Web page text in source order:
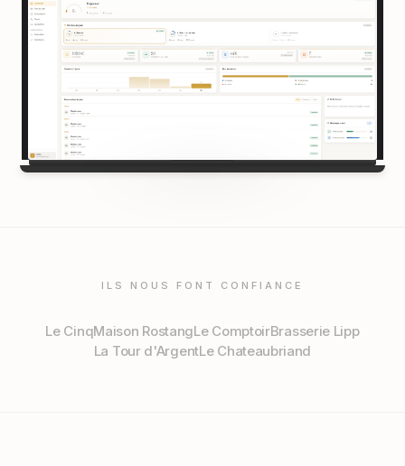
ILS NOUS FONT CONFIANCE
Le CinqMaison RostangLe ComptoirBrasserie Lipp
La Tour d'ArgentLe Chateaubriand